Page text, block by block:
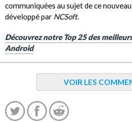
communiquées au sujet de ce
développé par NCSoft.
Découvrez notre Top 25 des
Android
VOIR LES